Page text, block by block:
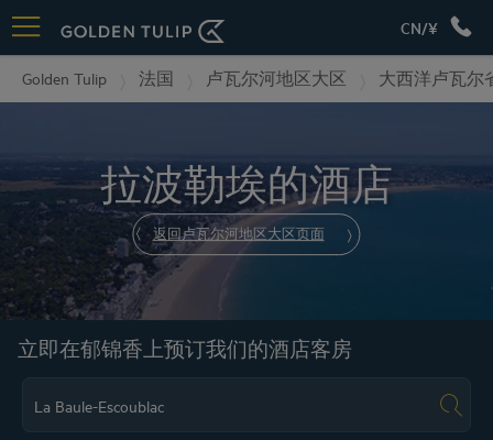
CN/¥
Golden Tulip 法国 卢瓦尔河地区大区 大西洋卢瓦尔
拉波勒埃的酒店
返回卢瓦尔河地区大区页面
立即在郁锦香上预订我们的酒店客房